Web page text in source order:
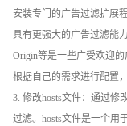
安装专门的广告过滤扩展
具有更强大的广告过滤能
Origin等是一些广受欢迎
根据自己的需求进行配置
3. 修改hosts文件：通过修
过滤。hosts文件是一个用